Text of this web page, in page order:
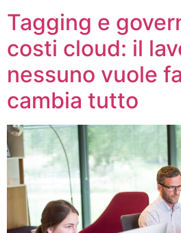
Tagging e
costi cloud: il
nessuno vuole
cambia tutto